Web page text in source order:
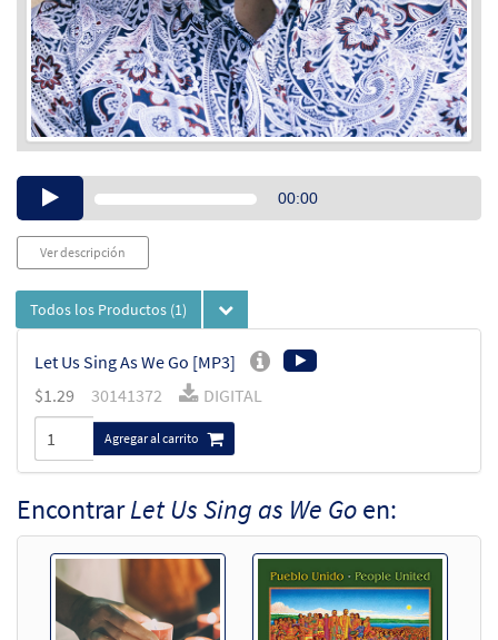
Audio00:00
Ver descripción
Todos los Productos (1)
Let Us Sing As We Go [MP3]
$1.29 30141372 DIGITAL
Agregar al carrito
EncontrarLet Us Sing as We Goen: